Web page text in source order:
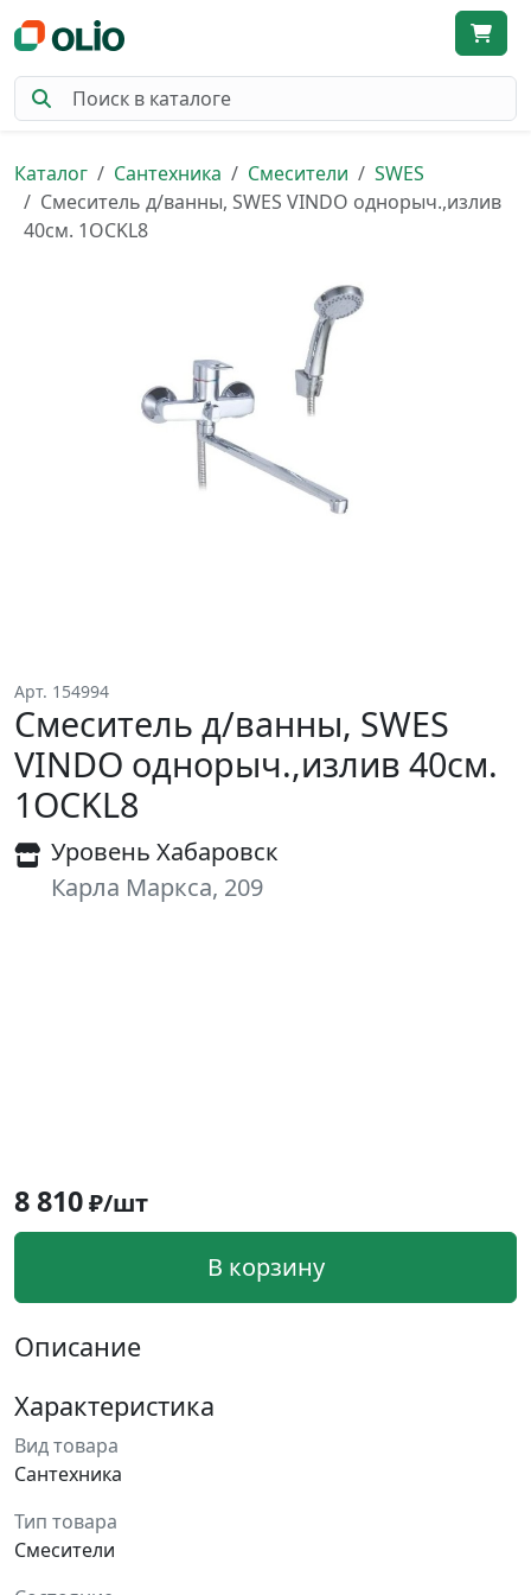
Каталог Сантехника Смесители
SWES
Смеситель д/ванны, SWES VINDO однорыч.,излив
40см. 1OCKL8
Арт. 154994
Смеситель д/ванны, SWES
VINDO однорыч.,излив 40см.
1OCKL8
Уровень Хабаровск
Карла Маркса, 209
8 810₽/шт
В корзину
Описание
Характеристика
Вид товара
Сантехника
Тип товара
Смесители